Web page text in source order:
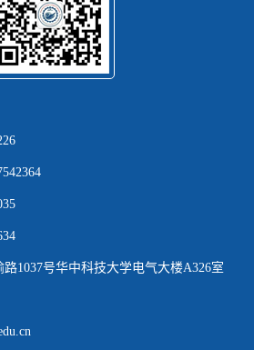
1037号华中科技大学电气大楼A326室